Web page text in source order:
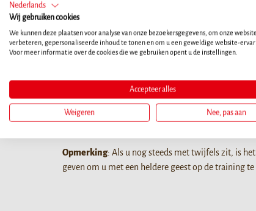
Mijn
Probeer eerst even tot rust te komen. Als u de
uw puppy beïnvloeden. Ze kunnen de puppy
kunnen veroorzaken. Als dat niet het probleem is,
Opmerking: Als u nog steeds met twijfels zit, is
geven om u met een heldere geest op de training
Nederlands
Wij gebruiken cookies
We kunnen deze plaatsen voor analyse van onze bezoekersgegevens, om onze
verbeteren, gepersonaliseerde inhoud te tonen en om u een geweldige website-
Voor meer informatie over de cookies die we gebruiken opent u de instellingen.
Accepteer alles
Weigeren Nee, pas aan